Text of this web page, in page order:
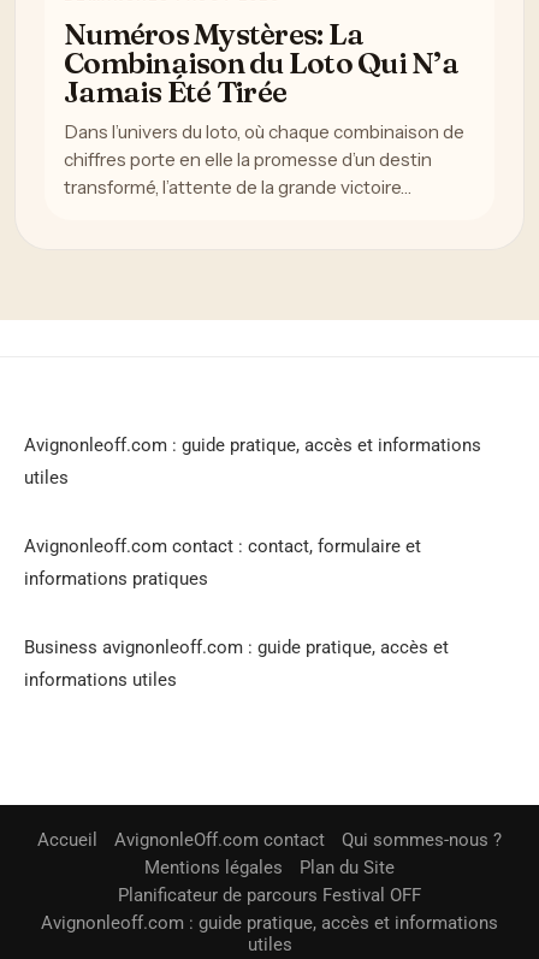
Numéros Mystères: La
Combinaison du Loto Qui N’a
Jamais Été Tirée
Dans l’univers du loto, où chaque combinaison de
chiffres porte en elle la promesse d’un destin
transformé, l’attente de la grande victoire…
Avignonleoff.com : guide pratique, accès et informations
utiles
Avignonleoff.com contact : contact, formulaire et
informations pratiques
Business avignonleoff.com : guide pratique, accès et
informations utiles
Accueil AvignonleOff.com contact
Qui sommes-nous ?
Mentions légales
Plan du Site
Planificateur de parcours Festival OFF
Avignonleoff.com : guide pratique, accès et informations
utiles